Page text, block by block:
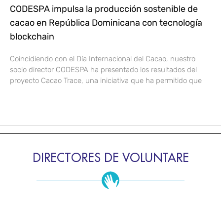
CODESPA impulsa la producción sostenible de
cacao en República Dominicana con tecnología
blockchain
Coincidiendo con el Día Internacional del Cacao, nuestro
socio director CODESPA ha presentado los resultados del
proyecto Cacao Trace, una iniciativa que ha permitido que
DIRECTORES DE VOLUNTARE